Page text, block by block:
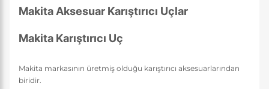
Makita Aksesuar Karıştırıcı Uçlar
Makita Karıştırıcı Uç
Makita markasının üretmiş olduğu karıştırıcı aksesuarlarından
biridir.